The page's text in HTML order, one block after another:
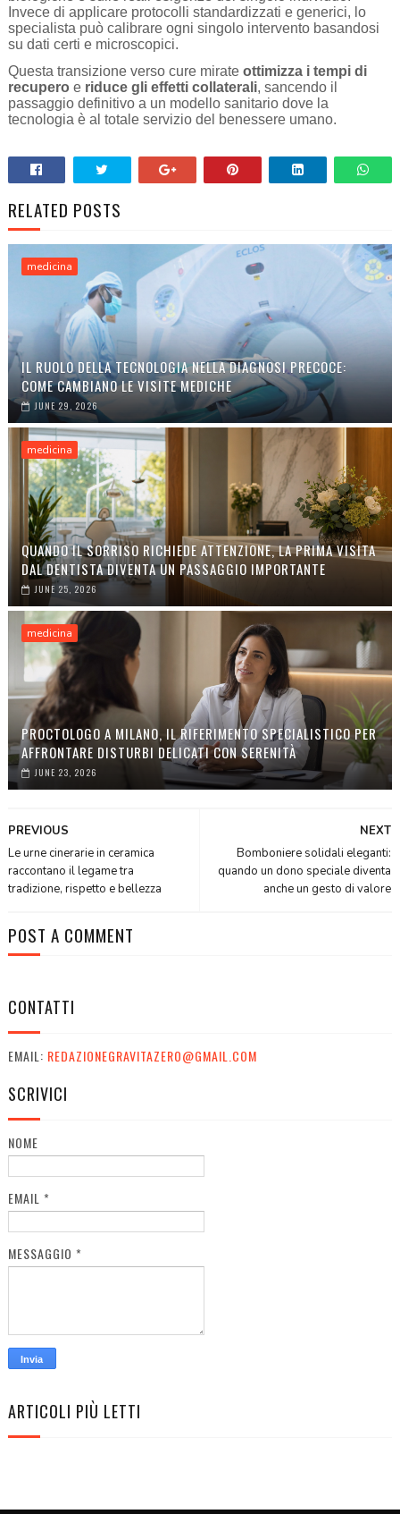
Invece di applicare protocolli standardizzati e generici, lo
specialista può calibrare ogni singolo intervento basandosi
su dati certi e microscopici.
Questa transizione verso cure mirate ottimizza i tempi di
recupero e riduce gli effetti collaterali, sancendo il
passaggio definitivo a un modello sanitario dove la
tecnologia è al totale servizio del benessere umano.
RELATED POSTS
medicina
IL RUOLO DELLA TECNOLOGIA NELLA DIAGNOSI PRECOCE:
COME CAMBIANO LE VISITE MEDICHE
JUNE 29, 2026
medicina
QUANDO IL SORRISO RICHIEDE ATTENZIONE, LA PRIMA VISITA
DAL DENTISTA DIVENTA UN PASSAGGIO IMPORTANTE
JUNE 25, 2026
medicina
PROCTOLOGO A MILANO, IL RIFERIMENTO SPECIALISTICO PER
AFFRONTARE DISTURBI DELICATI CON SERENITÀ
JUNE 23, 2026
NEXT
Bomboniere solidali eleganti:
quando un dono speciale diventa
anche un gesto di valore
PREVIOUS
Le urne cinerarie in ceramica
raccontano il legame tra
tradizione, rispetto e bellezza
POST A COMMENT
CONTATTI
EMAIL: REDAZIONEGRAVITAZERO@GMAIL.COM
SCRIVICI
NOME
EMAIL *
MESSAGGIO *
ARTICOLI PIÙ LETTI